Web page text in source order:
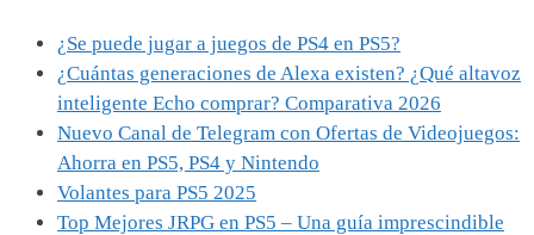
¿Se puede jugar a juegos de PS4 en PS5?
¿Cuántas generaciones de Alexa existen? ¿Qué altavoz
inteligente Echo comprar? Comparativa 2026
Nuevo Canal de Telegram con Ofertas de Videojuegos:
Ahorra en PS5, PS4 y Nintendo
Volantes para PS5 2025
Top Mejores JRPG en PS5 – Una guía imprescindible